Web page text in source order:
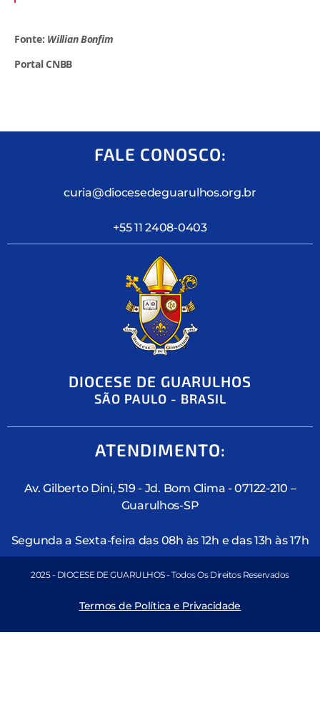
Fonte: Willian Bonfim
Portal CNBB
FALE CONOSCO:
curia@diocesedeguarulhos.org.br
+55 11 2408-0403
DIOCESE DE GUARULHOS
SÃO PAULO - BRASIL
ATENDIMENTO:
Av. Gilberto Dini, 519 - Jd. Bom Clima - 07122-210 –
Guarulhos-SP
Segunda a Sexta-feira das 08h às 12h e das 13h às 17h
2025 - DIOCESE DE GUARULHOS - Todos Os Direitos Reservados
Termos de Política e Privacidade